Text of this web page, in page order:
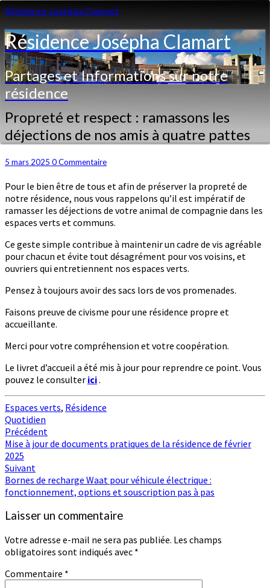
Résidence Josépha Clamart
Résidence Josépha Clamart
Partages et Informations sur notre
résidence
Propreté
et
respect
ramassons
déjections
de
nos
amis
quatre
pattes
Propreté et respect : ramassons les
déjections de nos amis à quatre pattes
5 mars 2025 Commentaires
0 Commentaire
Pour le bien être de tous et afin de préserver la propreté de
notre résidence, nous vous rappelons qu’il est impératif de
ramasser les déjections de votre animal de compagnie dans les
espaces verts et communs.
Ce geste simple contribue à maintenir un cadre de vis agréable
pour chacun et évite tout désagrément pour vos voisins, et
ouvriers qui entretiennent nos espaces verts.
Pensez à toujours avoir des sacs lors de vos promenades.
Faisons preuve de civisme pour une résidence propre et
accueillante.
Merci pour votre compréhension et votre coopération.
Le livret d’accueil a été mis à jour pour reprendre ce point. Vous
pouvez le consulter ici.
Espaces verts, Résidence
Quotidien
Navigation
d'article
Précédent
Mise à jour de documents pratiques de la résidence de février
2025
Suivant
Bornes de recharge Waat pour véhicule électrique :
fonctionnement, options et souscription pas à pas
Laisser un commentaire
Votre adresse e-mail ne sera pas publiée. Les champs
obligatoires sont indiqués avec *
Commentaire *